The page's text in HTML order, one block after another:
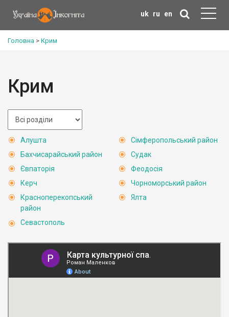
uk ru en
Головна > Крим
Крим
Алушта
Бахчисарайський район
Євпаторія
Керч
Красноперекопський
район
Севастополь
Сімферопольський район
Судак
Феодосія
Чорноморський район
Ялта